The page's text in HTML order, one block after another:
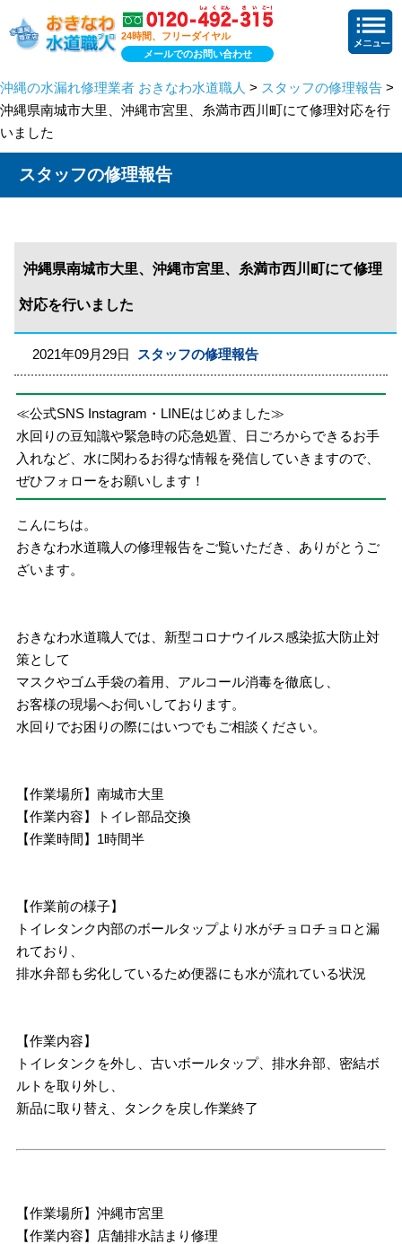
24時間、フリーダイヤル
メールでのお問い合わせ
沖縄の水漏れ修理業者 おきなわ水道職人 > スタッフの修理報告 >
沖縄県南城市大里、沖縄市宮里、糸満市西川町にて修理対応を行
いました
スタッフの修理報告
沖縄県南城市大里、沖縄市宮里、糸満市西川町にて修理
対応を行いました
2021年09月29日 スタッフの修理報告
≪公式SNS Instagram・LINEはじめました≫
水回りの豆知識や緊急時の応急処置、日ごろからできるお手
入れなど、水に関わるお得な情報を発信していきますので、
ぜひフォローをお願いします！
こんにちは。
おきなわ水道職人の修理報告をご覧いただき、ありがとうご
ざいます。
おきなわ水道職人では、新型コロナウイルス感染拡大防止対
策として
マスクやゴム手袋の着用、アルコール消毒を徹底し、
お客様の現場へお伺いしております。
水回りでお困りの際にはいつでもご相談ください。
【作業場所】南城市大里
【作業内容】トイレ部品交換
【作業時間】1時間半
【作業前の様子】
トイレタンク内部のボールタップより水がチョロチョロと漏
れており、
排水弁部も劣化しているため便器にも水が流れている状況
【作業内容】
トイレタンクを外し、古いボールタップ、排水弁部、密結ボ
ルトを取り外し、
新品に取り替え、タンクを戻し作業終了
【作業場所】沖縄市宮里
【作業内容】店舗排水詰まり修理